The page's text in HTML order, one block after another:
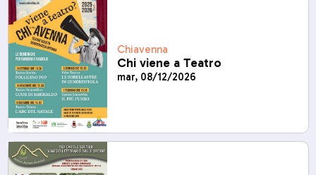
Chiavenna
Chi viene a Teatro
mar, 08/12/2026